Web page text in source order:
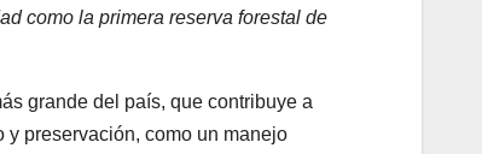
como la primera reserva forestal de
grande del país, que contribuye a
preservación, como un manejo